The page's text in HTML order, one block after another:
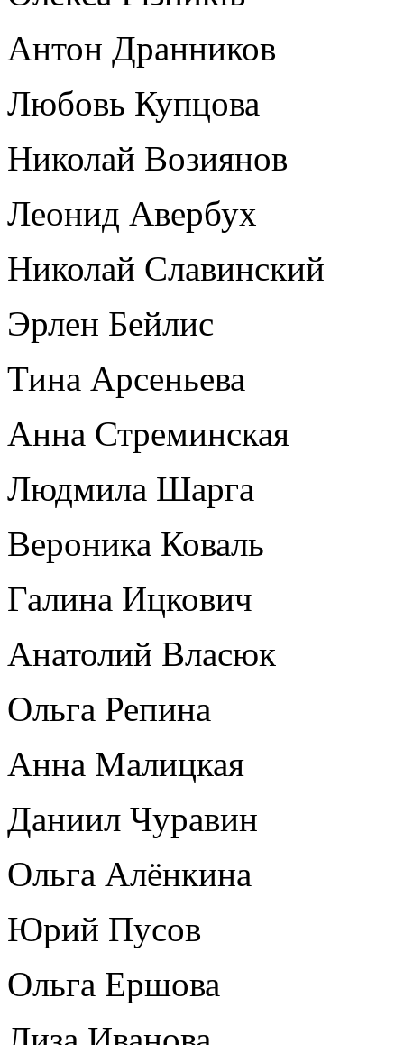
Антон Дранников
Любовь Купцова
Николай Возиянов
Леонид Авербух
Николай Славинский
Эрлен Бейлис
Тина Арсеньева
Анна Стреминская
Людмила Шарга
Вероника Коваль
Галина Ицкович
Анатолий Власюк
Ольга Репина
Анна Малицкая
Даниил Чуравин
Ольга Алёнкина
Юрий Пусов
Ольга Ершова